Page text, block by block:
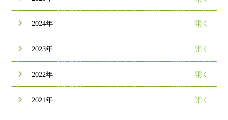
2024年
2023年
2022年
2021年